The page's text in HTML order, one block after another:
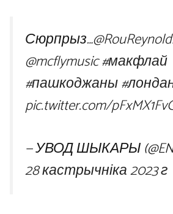
Сюрпрыз…
@mcflymusic#макфлай
#пашкоджаны
pic.twitter.com/
— УВОД ШЫКАРЫ
28 кастрычніка 2023 г